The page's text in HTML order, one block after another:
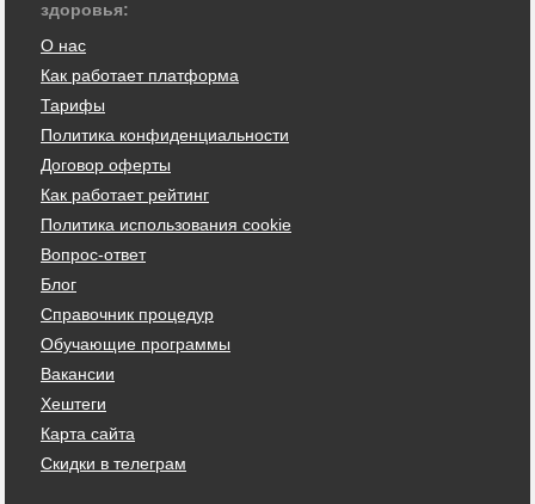
здоровья:
О нас
Как работает платформа
Тарифы
Политика конфиденциальности
Договор оферты
Как работает рейтинг
Политика использования cookie
Вопрос-ответ
Блог
Справочник процедур
Обучающие программы
Вакансии
Хештеги
Карта сайта
Скидки в телеграм